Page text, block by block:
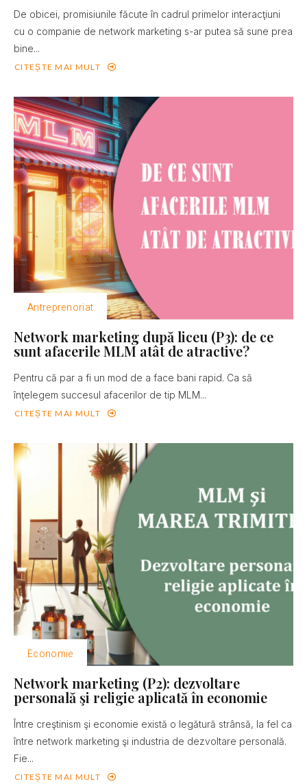
De obicei, promisiunile făcute în cadrul primelor interacţiuni
cu o companie de network marketing s-ar putea să sune prea
bine...
CITEȘTE MAI MULT
Antreprenoriat
Network marketing după liceu (P3): de ce
sunt afacerile MLM atât de atractive?
Pentru că par a fi un mod de a face bani rapid. Ca să
înţelegem succesul afacerilor de tip MLM...
CITEȘTE MAI MULT
Economie
Network marketing (P2): dezvoltare
personală şi religie aplicată în economie
Între creştinism şi economie există o legătură strânsă, la fel ca
între network marketing şi industria de dezvoltare personală.
Fie...
CITEȘTE MAI MULT